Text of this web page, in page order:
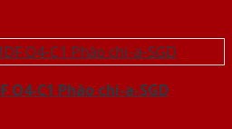
O4-C1 Phào chi-a-SGD